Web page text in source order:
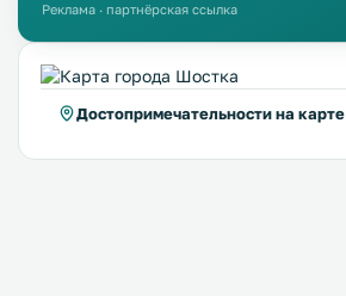
Реклама · партнёрская ссылка
Достопримечательности на карте